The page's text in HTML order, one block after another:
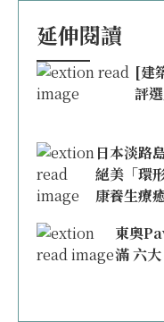
延伸閱讀
[建
評
日本淡路
絕美「環
康養生療
東奧
滿 六